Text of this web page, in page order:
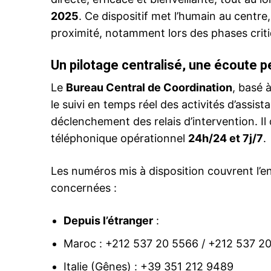
Related
Port Tanger Med : Coup d’envoi
2025. Ce dispositif met l’humain au
proximité, notamment lors des phases
Un pilotage centralisé, une écoute
Le Bureau Central de Coordination, basé
le suivi en temps réel des activités
déclenchement des relais d’intervention.
téléphonique opérationnel 24h/24 et 7j/7.
Les numéros mis à disposition couvrent
concernées :
Depuis l’étranger :
Maroc : +212 537 20 5566 / +212 537
Italie (Gênes) : +39 351 212 9489